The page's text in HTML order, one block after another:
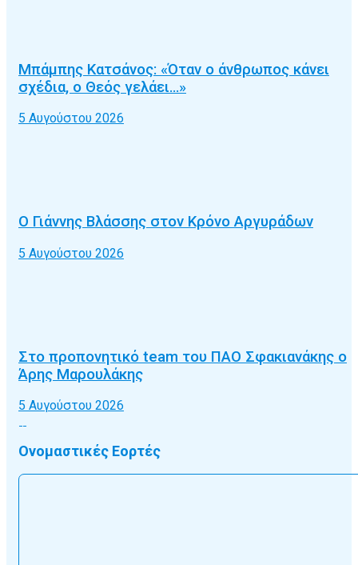
Μπάμπης Κατσάνος: «Όταν ο άνθρωπος κάνει
σχέδια, ο Θεός γελάει…»
5 Αυγούστου 2026
Ο Γιάννης Βλάσσης στον Κρόνο Αργυράδων
5 Αυγούστου 2026
Στο προπονητικό team του ΠΑΟ Σφακιανάκης ο
Άρης Μαρουλάκης
5 Αυγούστου 2026
Ονομαστικές Εορτές